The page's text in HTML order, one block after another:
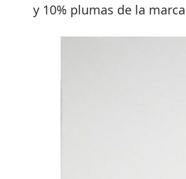
y 10% plumas de la